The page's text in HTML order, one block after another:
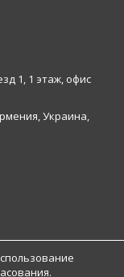
1, 1 этаж, офис
Украина,